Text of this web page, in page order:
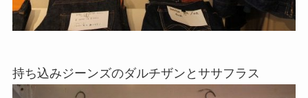
持ち込みジーンズのダルチザンとササフラス